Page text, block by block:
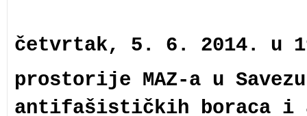
četvrtak, 5. 6. 2014. u
prostorije MAZ-a u Savezu
antifašističkih boraca i